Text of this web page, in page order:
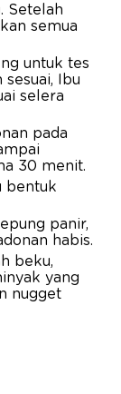
Setelah
semua
untuk tes
sesuai, Ibu
selera
pada
30 menit.
bentuk
panir,
habis.
beku,
yang
nugget